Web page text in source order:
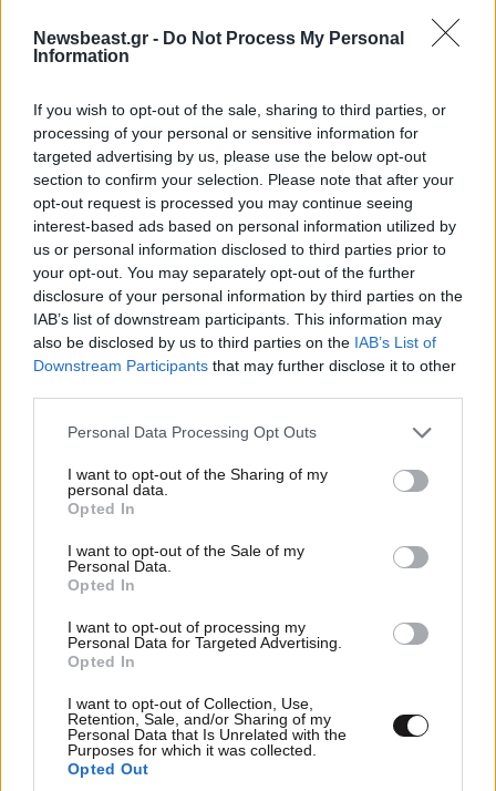
Newsbeast.gr - Do Not Process My Personal
Information
If you wish to opt-out of the sale, sharing to third parties, or
processing of your personal or sensitive information for
targeted advertising by us, please use the below opt-out
section to confirm your selection. Please note that after your
opt-out request is processed you may continue seeing
interest-based ads based on personal information utilized by
us or personal information disclosed to third parties prior to
your opt-out. You may separately opt-out of the further
disclosure of your personal information by third parties on the
IAB’s list of downstream participants. This information may
also be disclosed by us to third parties on the IAB’s List of
Downstream Participants that may further disclose it to other
Please note that this website/app uses one or more Google
not limited to your visit or usage behaviour. You may click to
grant or deny consent to Google and its third-party tags to
use your data for below specified purposes in below Google
consent section.
Personal Data Processing Opt Outs
I want to opt-out of the Sharing of my
personal data.
Opted In
I want to opt-out of the Sale of my
Personal Data.
Opted In
I want to opt-out of processing my
Personal Data for Targeted Advertising.
Opted In
I want to opt-out of Collection, Use,
Retention, Sale, and/or Sharing of my
Personal Data that Is Unrelated with the
Purposes for which it was collected.
Opted Out
Στα Χανιά ο Κυριάκος Μητσοτάκης – Βραδινή
έξοδος με τη σύζυγό του Μαρέβα
και μάθετε πρώτοι όλες τις ειδήσεις